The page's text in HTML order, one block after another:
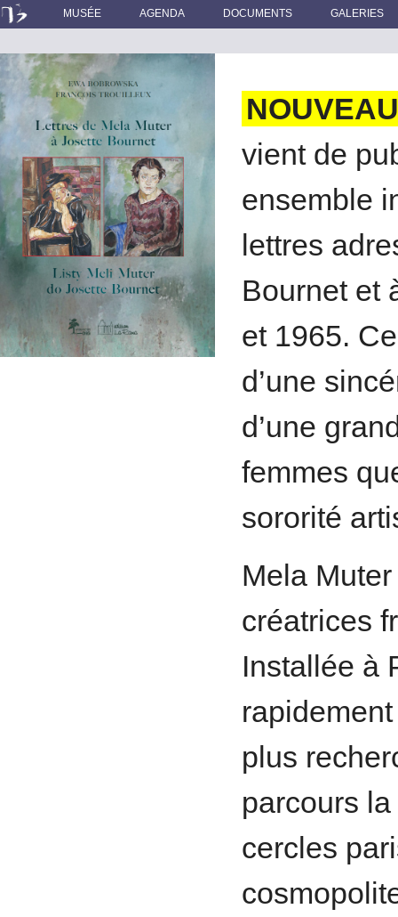
MUSÉE AGENDA DOCUMENTS GALERIES
vient de
ensemble
lettres
Bournet et
et 1965.
d’une
d’une
femmes
sororité
Mela
créatrices
Installée à
plus
parcours
cercles